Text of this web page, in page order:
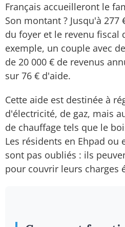
Français accueilleront le
Son montant ? Jusqu'à
du foyer et le revenu fiscal
exemple, un couple avec
de 20 000 € de revenus
sur 76 € d'aide.
Cette aide est destinée à
d'électricité, de gaz, mais
de chauffage tels que le
Les résidents en Ehpad ou
sont pas oubliés : ils
pour couvrir leurs charges